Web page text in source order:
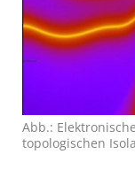
Abb.:
topologischen